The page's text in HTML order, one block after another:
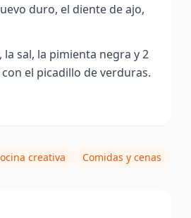
duro, el diente de ajo,
sal, la pimienta negra y 2
el picadillo de verduras.
creativa Comidas y cenas